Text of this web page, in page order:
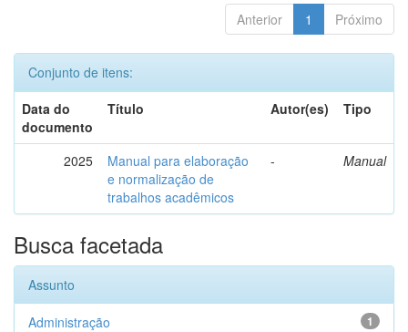
Anterior 1 Próximo
Conjunto de itens:
Data do
documento
Título Autor(es) Tipo
2025
Manual para elaboração
e normalização de
trabalhos acadêmicos
- Manual
Busca facetada
Assunto
1
Administração